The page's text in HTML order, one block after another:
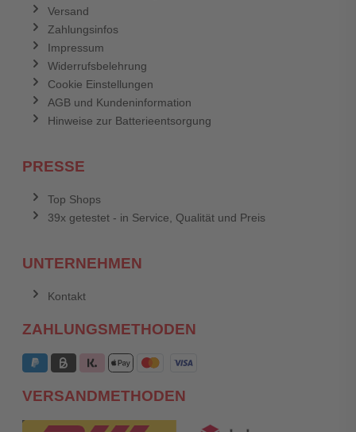
Versand
Zahlungsinfos
Impressum
Widerrufsbelehrung
Cookie Einstellungen
AGB und Kundeninformation
Hinweise zur Batterieentsorgung
PRESSE
Top Shops
39x getestet - in Service, Qualität und Preis
UNTERNEHMEN
Kontakt
ZAHLUNGSMETHODEN
VERSANDMETHODEN